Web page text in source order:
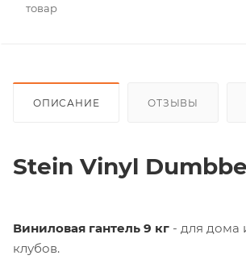
товар
ОПИСАНИЕ ОТЗЫВЫ
Stein Vinyl
Виниловая гантель 9 кг - для дома
клубов.